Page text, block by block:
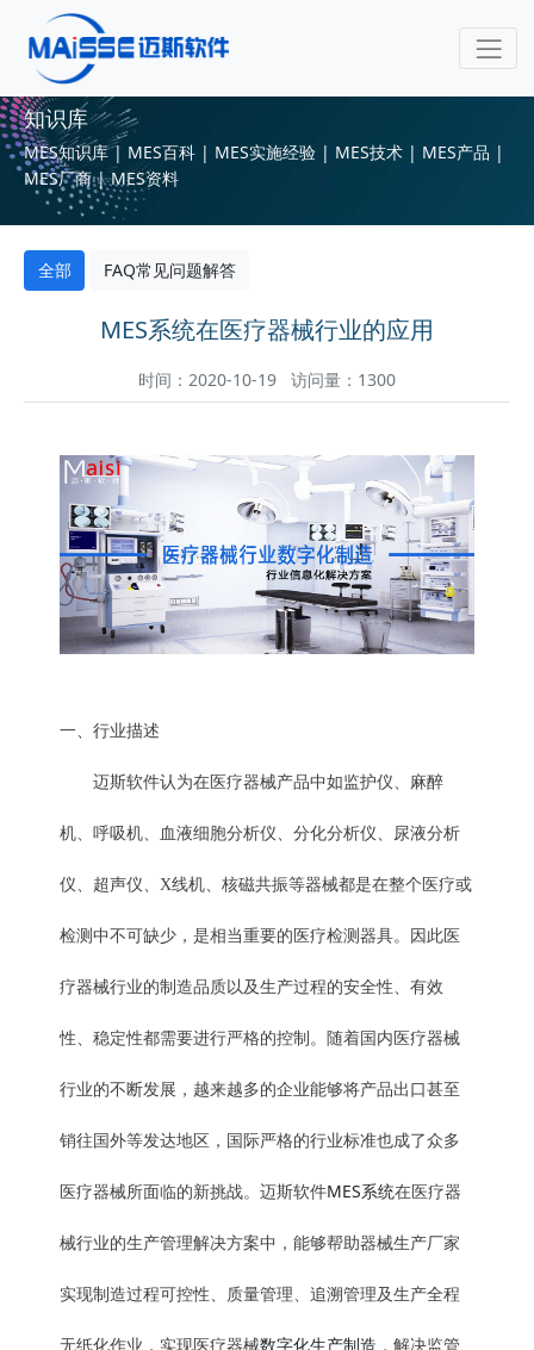
知识库
MES知识库 | MES百科 | MES实施经验 | MES技术 | MES产品 |
MES厂商 | MES资料
全部 FAQ常见问题解答
MES系统在医疗器械行业的应用
时间：2020-10-19 访问量：1300
一、行业描述
迈斯软件认为在医疗器械产品中如监护仪、麻醉
机、呼吸机、血液细胞分析仪、分化分析仪、尿液分析
仪、超声仪、X线机、核磁共振等器械都是在整个医疗或
检测中不可缺少，是相当重要的 医疗检测器具。因此医
疗器械行业的制造品质以及生产过程的安全性、有效
性、稳定性都需要进行严格的控制。随着国内医疗器械
行业的不断发展，越来越多的企业能够将产品出口甚至
销往国外等发达地区，国际严格的行业标准也成了众多
医疗器械所面临的新挑战。迈斯软件MES系统在医疗器
械行业的生产管理解决方案中，能够帮助器械生产厂家
实现制造过程可控性、质量管理、追溯管理及生产全程
无纸化作业，实现医疗器械数字化生产制造 ，解决监管